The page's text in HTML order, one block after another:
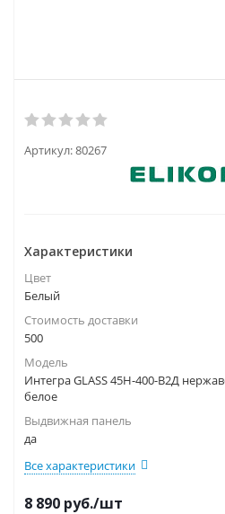
Артикул:80267
Характеристики
Цвет
Белый
Стоимость доставки
500
Модель
Интегра GLASS 45Н-400-В2Д
белое
Выдвижная панель
да
Все характеристики
8 890 руб./шт